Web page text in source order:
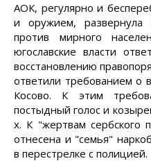
АОК, регулярно и
и оружием,
против мирного
югославские власти
восстановлению
ответили требованием о
Косово. К этим
постыдный голос и
х. К "жертвам сербского
отнесена и "семья"
в перестрелке с полицией.